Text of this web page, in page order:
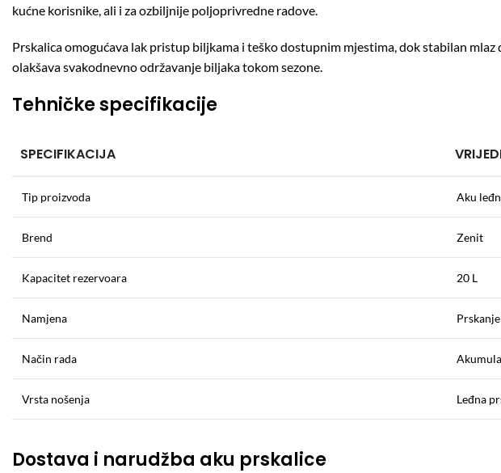
kućne korisnike, ali i za ozbiljnije poljoprivredne radove.
Prskalica omogućava lak pristup biljkama i teško dostupnim mjestima, dok stabilan
olakšava svakodnevno održavanje biljaka tokom sezone.
Tehničke specifikacije
SPECIFIKACIJA
Tip proizvoda Aku
Brend Zenit
Kapacitet rezervoara 20 L
Namjena
Način rada
Vrsta nošenja Leđna
Dostava i narudžba aku prskalice